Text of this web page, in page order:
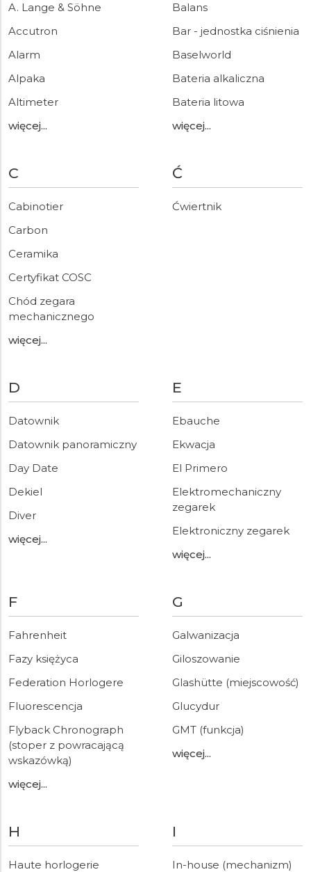
A. Lange & Söhne
Accutron
Alarm
Alpaka
Altimeter
więcej...
Balans
Bar - jednostka ciśnienia
Baselworld
Bateria alkaliczna
Bateria litowa
więcej...
C
Cabinotier
Carbon
Ceramika
Certyfikat COSC
Chód zegara
mechanicznego
więcej...
Ć
Ćwiertnik
D
Datownik
Datownik panoramiczny
Day Date
Dekiel
Diver
więcej...
E
Ebauche
Ekwacja
El Primero
Elektromechaniczny
zegarek
Elektroniczny zegarek
więcej...
F
Fahrenheit
Fazy księżyca
Federation Horlogere
Fluorescencja
Flyback Chronograph
(stoper z powracającą
wskazówką)
więcej...
G
Galwanizacja
Giloszowanie
Glashütte (miejscowość)
Glucydur
GMT (funkcja)
więcej...
H
Haute horlogerie
I
In-house (mechanizm)